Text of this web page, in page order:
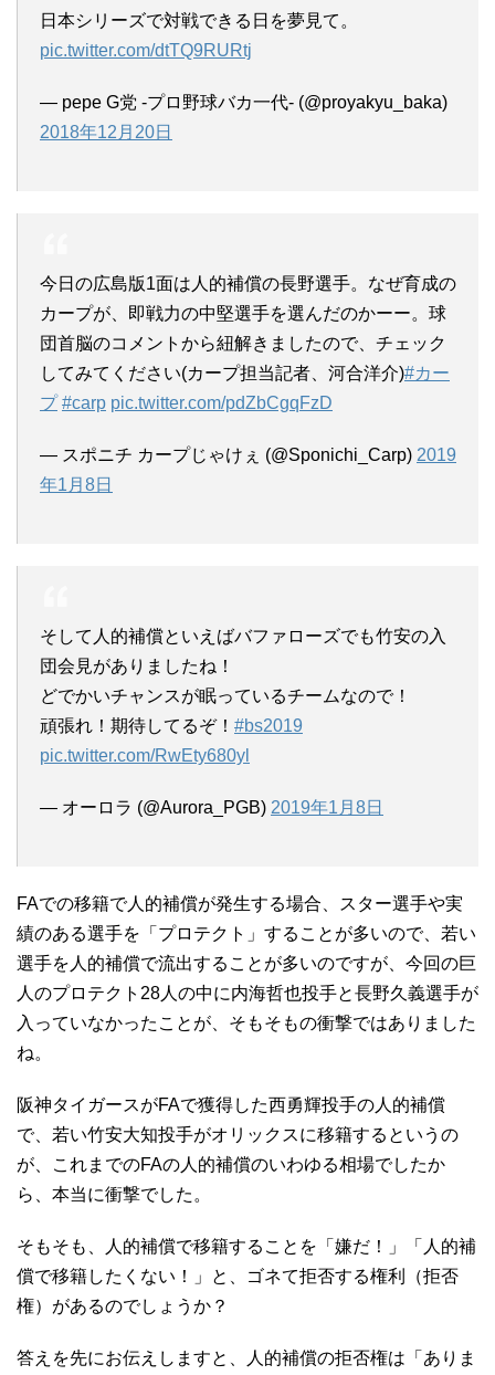
日本シリーズで対戦できる日を夢見て。
pic.twitter.com/dtTQ9RURtj
— pepe G党 -プロ野球バカ一代- (@proyakyu_baka)
2018年12月20日
今日の広島版1面は人的補償の長野選手。なぜ育成の
カープが、即戦力の中堅選手を選んだのかーー。球
団首脳のコメントから紐解きましたので、チェック
してみてください(カープ担当記者、河合洋介)#カー
プ #carp pic.twitter.com/pdZbCgqFzD
— スポニチ カープじゃけぇ (@Sponichi_Carp) 2019
年1月8日
そして人的補償といえばバファローズでも竹安の入
団会見がありましたね！
どでかいチャンスが眠っているチームなので！
頑張れ！期待してるぞ！ #bs2019
pic.twitter.com/RwEty680yl
— オーロラ (@Aurora_PGB) 2019年1月8日
FAでの移籍で人的補償が発生する場合、スター選手や実
績のある選手を「プロテクト」することが多いので、若い
選手を人的補償で流出することが多いのですが、今回の巨
人のプロテクト28人の中に内海哲也投手と長野久義選手が
入っていなかったことが、そもそもの衝撃ではありました
ね。
阪神タイガースがFAで獲得した西勇輝投手の人的補償
で、若い竹安大知投手がオリックスに移籍するというの
が、これまでのFAの人的補償のいわゆる相場でしたか
ら、本当に衝撃でした。
そもそも、人的補償で移籍することを「嫌だ！」「人的補
償で移籍したくない！」と、ゴネて拒否する権利（拒否
権）があるのでしょうか？
答えを先にお伝えしますと、人的補償の拒否権は「ありま